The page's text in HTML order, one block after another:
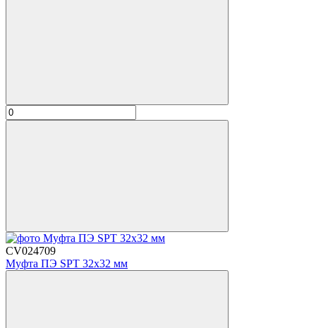
CV024709
Муфта ПЭ SPT 32х32 мм